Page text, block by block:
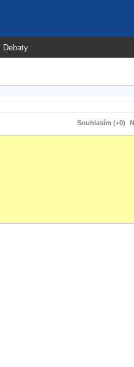
Debaty
Souhlasím (+0)